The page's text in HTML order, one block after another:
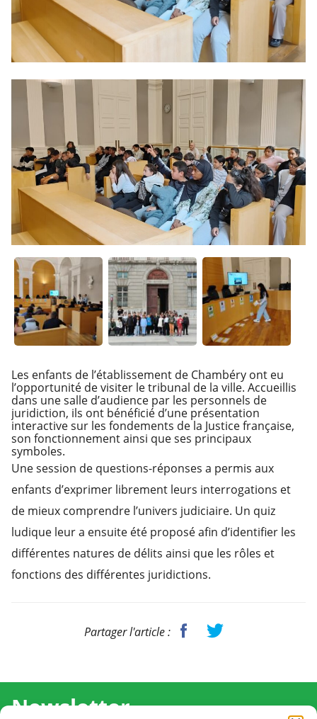
Les enfants de l’établissement de Chambéry ont eu
l’opportunité de visiter le tribunal de la ville. Accueillis
dans une salle d’audience par les personnels de
juridiction, ils ont bénéficié d’une présentation
interactive sur les fondements de la Justice française,
son fonctionnement ainsi que ses principaux
symboles.
Une session de questions-réponses a permis aux
enfants d’exprimer librement leurs interrogations et
de mieux comprendre l’univers judiciaire. Un quiz
ludique leur a ensuite été proposé afin d’identifier les
différentes natures de délits ainsi que les rôles et
fonctions des différentes juridictions.
Partager l'article :
Newsletter